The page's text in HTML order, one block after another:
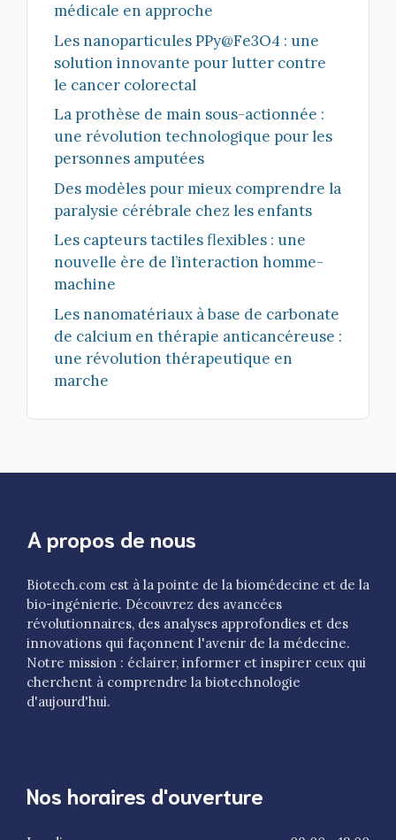
médicale en approche
Les nanoparticules PPy@Fe3O4 : une
solution innovante pour lutter contre
le cancer colorectal
La prothèse de main sous-actionnée :
une révolution technologique pour les
personnes amputées
Des modèles pour mieux comprendre la
paralysie cérébrale chez les enfants
Les capteurs tactiles flexibles : une
nouvelle ère de l’interaction homme-
machine
Les nanomatériaux à base de carbonate
de calcium en thérapie anticancéreuse :
une révolution thérapeutique en
marche
A propos de nous
Biotech.com est à la pointe de la biomédecine et de la
bio-ingénierie. Découvrez des avancées
révolutionnaires, des analyses approfondies et des
innovations qui façonnent l'avenir de la médecine.
Notre mission : éclairer, informer et inspirer ceux qui
cherchent à comprendre la biotechnologie
d'aujourd'hui.
Nos horaires d'ouverture